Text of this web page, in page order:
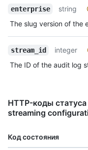
enterprise string
The slug version of the
stream_id integer
The ID of the audit log
HTTP-коды
streaming
Код состояния